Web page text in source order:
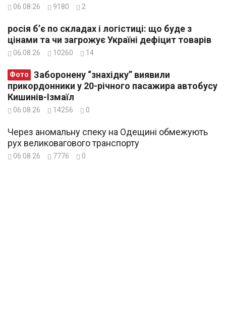
06.08.26 9180 2
росія б’є по складах і логістиці: що буде з
цінами та чи загрожує Україні дефіцит товарів
06.08.26 10260 14
Фото
прикордонники у 20-річного пасажира автобусу
Кишинів-Ізмаїл
06.08.26 14256 0
Через аномальну спеку на Одещині обмежують
рух великовагового транспорту
06.08.26 7776 0